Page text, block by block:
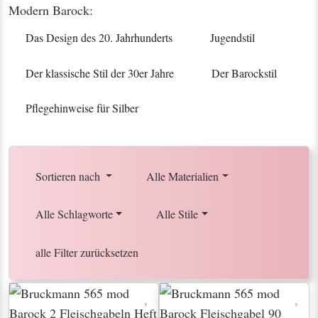
Modern Barock:
Das Design des 20. Jahrhunderts Jugendstil
Der klassische Stil der 30er Jahre Der Barockstil
Pflegehinweise für Silber
Sortieren nach Alle Materialien
Alle Schlagworte Alle Stile
alle Filter zurücksetzen